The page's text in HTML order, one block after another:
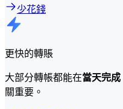
少花錢
更快的轉賬
大部分轉帳都能在當天完成
關重要。